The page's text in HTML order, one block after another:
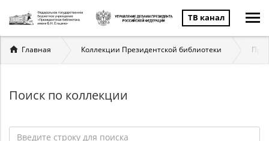
ТВ канал
Вы
здесь
Главная Коллекции Президентской библиотеки
Поиск по коллекции